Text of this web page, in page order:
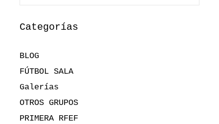
Categorías
BLOG
FÚTBOL SALA
Galerías
OTROS GRUPOS
PRIMERA RFEF